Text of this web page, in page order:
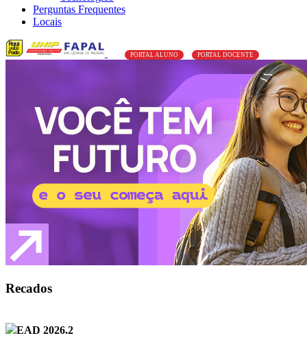
Perguntas Frequentes
Locais
PORTAL ALUNO PORTAL DOCENTE
Recados